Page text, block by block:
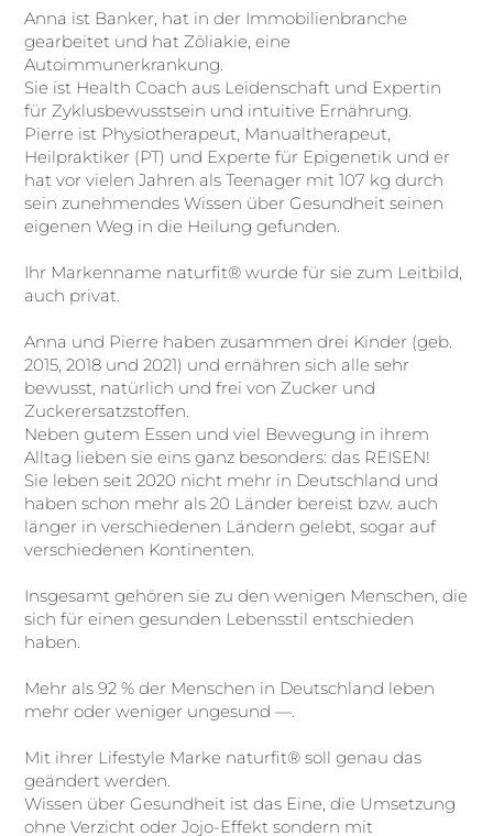
Anna ist Banker, hat in der Immobilienbranche
gearbeitet und hat Zöliakie, eine
Autoimmunerkrankung.
Sie ist Health Coach aus Leidenschaft und Expertin
für Zyklusbewusstsein und intuitive Ernährung.
Pierre ist Physiotherapeut, Manualtherapeut,
Heilpraktiker (PT) und Experte für Epigenetik und er
hat vor vielen Jahren als Teenager mit 107 kg durch
sein zunehmendes Wissen über Gesundheit seinen
eigenen Weg in die Heilung gefunden.
Ihr Markenname naturfit® wurde für sie zum Leitbild,
auch privat.
Anna und Pierre haben zusammen drei Kinder (geb.
2015, 2018 und 2021) und ernähren sich alle sehr
bewusst, natürlich und frei von Zucker und
Zuckerersatzstoffen.
Neben gutem Essen und viel Bewegung in ihrem
Alltag lieben sie eins ganz besonders: das REISEN!
Sie leben seit 2020 nicht mehr in Deutschland und
haben schon mehr als 20 Länder bereist bzw. auch
länger in verschiedenen Ländern gelebt, sogar auf
verschiedenen Kontinenten.
Insgesamt gehören sie zu den wenigen Menschen, die
sich für einen gesunden Lebensstil entschieden
haben.
Mehr als 92 % der Menschen in Deutschland leben
mehr oder weniger ungesund —.
Mit ihrer Lifestyle Marke naturfit® soll genau das
geändert werden.
Wissen über Gesundheit ist das Eine, die Umsetzung
ohne Verzicht oder Jojo-Effekt sondern mit